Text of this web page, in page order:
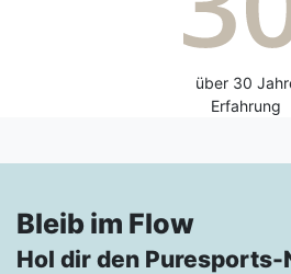
über 30
Erfahrung
Bleib im Flow
Hol dir den